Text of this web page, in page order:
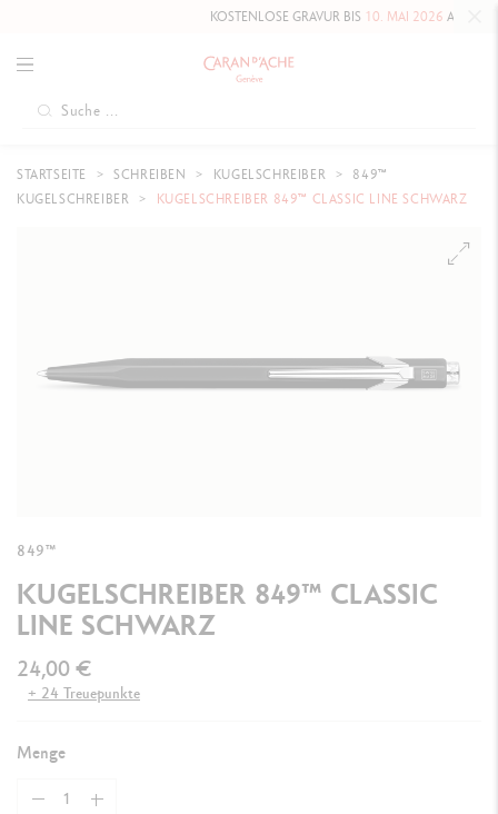
KOSTENLOSE GRAVUR BIS10. MAI 2026AUF DIE
STARTSEITE SCHREIBEN KUGELSCHREIBER
849™
KUGELSCHREIBER
KUGELSCHREIBER 849™ CLASSIC LINE SCHWARZ
849™
KUGELSCHREIBER 849™ CLASSIC
LINE SCHWARZ
24,00 €
+ 24 Treuepunkte
Menge